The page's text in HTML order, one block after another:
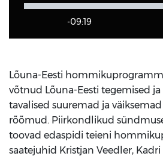
-09:19
Lõuna-Eesti
võtnud Lõuna-Eesti tegemised
tavalised suuremad ja
rõõmud. Piirkondlikud
toovad edaspidi teieni
saatejuhid Kristjan Veedler, Kadri